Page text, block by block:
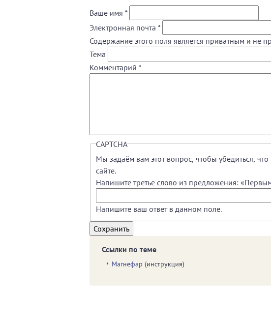
Ваше имя *
Электронная почта *
Содержание этого поля является приватным и не
Тема
Комментарий *
CAPTCHA
Мы задаём вам этот вопрос, чтобы убедиться,
сайте.
Напишите третье слово из предложения:
Напишите ваш ответ в данном поле.
Ссылки по теме
Магнефар (инструкция)